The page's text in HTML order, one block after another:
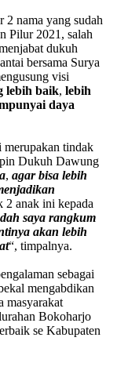
2 nama yang sudah
Pilur 2021, salah
dukuh
bersama Surya
visi
lebih baik, lebih
daya
tindak
Dukuh Dawung
, agar bisa lebih
2 anak ini kepada
saya rangkum
akan lebih
“, timpalnya.
sebagai
mengabdikan
masyarakat
Bokoharjo
se Kabupaten